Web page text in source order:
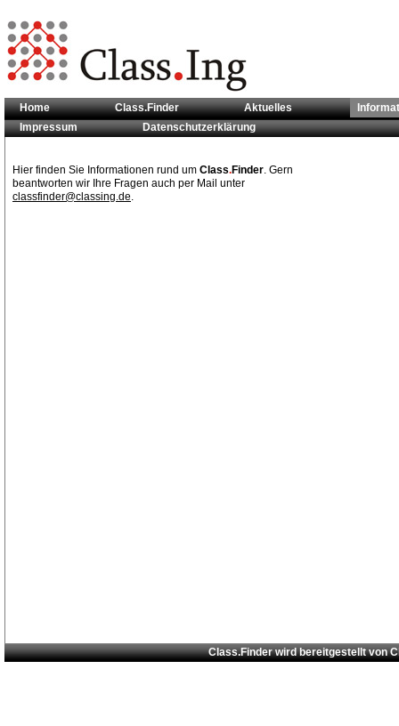
Sie sind hier:Informationen
Home Class.Finder Aktuelles
Impressum
Datenschutzerklärung
Hier finden Sie Informationen rund um Class.Finder. Gern
beantworten wir Ihre Fragen auch per Mail unter
classfinder@classing.de.
Class.Finder wird bereitgestellt von